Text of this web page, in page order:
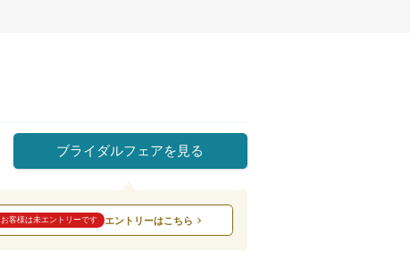
ブライダルフェアを見る
お客様は未エントリーです エントリーはこちら